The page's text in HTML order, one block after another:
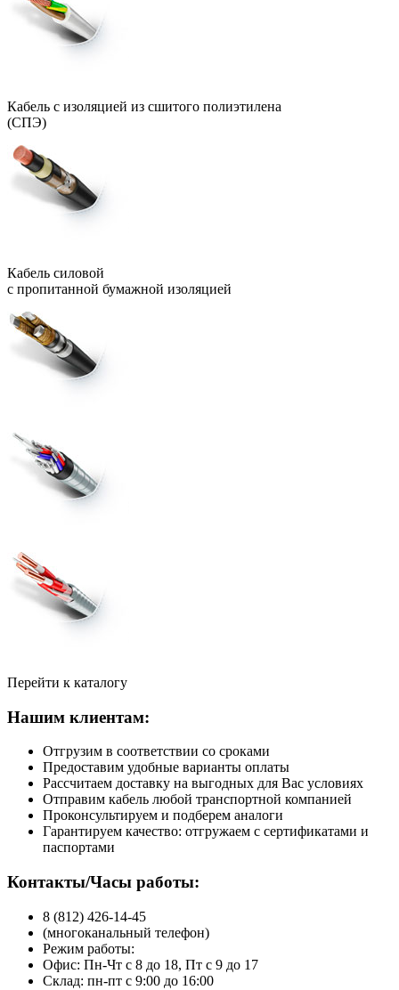
Кабель с изоляцией из сшитого полиэтилена
(СПЭ)
Кабель силовой
с пропитанной бумажной изоляцией
Перейти к каталогу
Нашим клиентам:
Отгрузим в соответствии со сроками
Предоставим удобные варианты оплаты
Рассчитаем доставку на выгодных для Вас условиях
Отправим кабель любой транспортной компанией
Проконсультируем и подберем аналоги
Гарантируем качество: отгружаем с сертификатами и
паспортами
Контакты/Часы работы:
8 (812) 426-14-45
(многоканальный телефон)
Режим работы:
Офис: Пн-Чт с 8 до 18, Пт с 9 до 17
Cклад: пн-пт с 9:00 до 16:00